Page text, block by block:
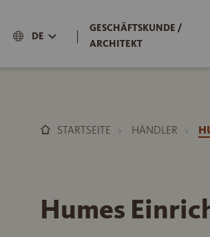
DE |
GESCHÄFTSKUNDE /
ARCHITEKT
STARTSEITE HÄNDLER
Humes